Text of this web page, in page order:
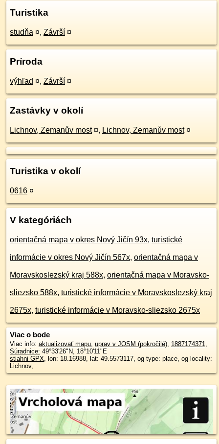
Turistika
studňa ¤, Závrší ¤
Príroda
výhľad ¤, Závrší ¤
Zastávky v okolí
Lichnov, Zemanův most ¤, Lichnov, Zemanův most ¤
Turistika v okolí
0616 ¤
V kategóriách
orientačná mapa v okres Nový Jičín 93x, turistické
informácie v okres Nový Jičín 567x, orientačná mapa v
Moravskoslezský kraj 588x, orientačná mapa v Moravsko-
sliezsko 588x, turistické informácie v Moravskoslezský kraj
2675x, turistické informácie v Moravsko-sliezsko 2675x
Viac o bode
Viac info: aktualizovať mapu, uprav v JOSM (pokročilé), 1887174371,
Súradnice: 49°33'26"N, 18°10'11"E
stiahni GPX, lon: 18.16988, lat: 49.5573117, og type: place, og locality:
Lichnov,